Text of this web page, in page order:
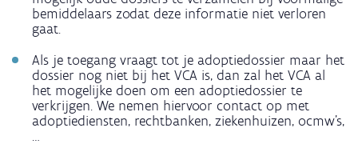
bemiddelaars zodat deze informatie niet verloren
gaat.
Als je toegang vraagt tot je adoptiedossier maar het
dossier nog niet bij het VCA is, dan zal het VCA al
het mogelijke doen om een adoptiedossier te
verkrijgen. We nemen hiervoor contact op met
adoptiediensten, rechtbanken, ziekenhuizen, ocmw’s,
…